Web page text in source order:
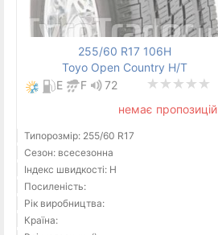
255/60 R17 106H
Toyo Open Country H/T
E
F
72
немає пропозицій
Типорозмір: 255/60 R17
Сезон: всесезонна
Індекс швидкості: H
Посиленість:
Рік виробництва:
Країна: